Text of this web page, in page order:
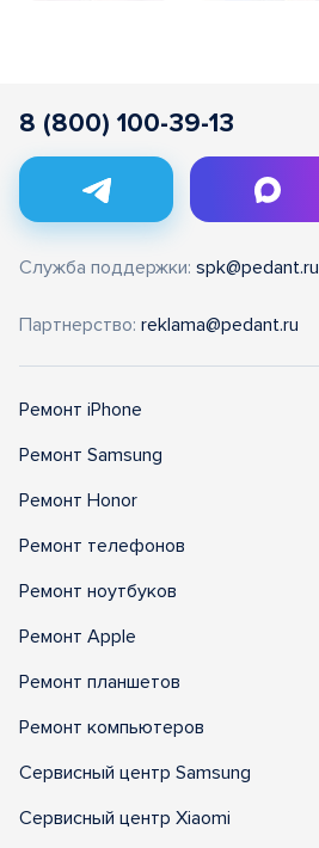
8 (800) 100-39-13
Служба поддержки: spk@pedant.ru
Партнерство: reklama@pedant.ru
Ремонт iPhone
Ремонт Samsung
Ремонт Honor
Ремонт телефонов
Ремонт ноутбуков
Ремонт Apple
Ремонт планшетов
Ремонт компьютеров
Сервисный центр Samsung
Сервисный центр Xiaomi